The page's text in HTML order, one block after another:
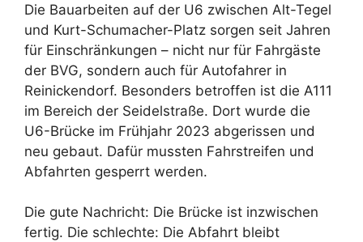
Die Bauarbeiten auf der U6 zwischen Alt-Tegel
und Kurt-Schumacher-Platz sorgen seit Jahren
für Einschränkungen – nicht nur für Fahrgäste
der BVG, sondern auch für Autofahrer in
Reinickendorf. Besonders betroffen ist die A111
im Bereich der Seidelstraße. Dort wurde die
U6-Brücke im Frühjahr 2023 abgerissen und
neu gebaut. Dafür mussten Fahrstreifen und
Abfahrten gesperrt werden.
Die gute Nachricht: Die Brücke ist inzwischen
fertig. Die schlechte: Die Abfahrt bleibt